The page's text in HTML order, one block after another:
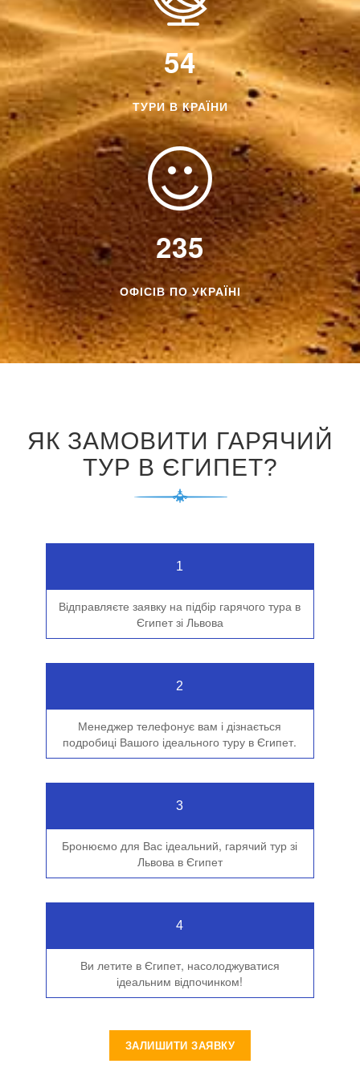
54
ТУРИ В КРАЇНИ
235
ОФІСІВ ПО УКРАЇНІ
ЯК ЗАМОВИТИ ГАРЯЧИЙ
ТУР В ЄГИПЕТ?
1
Відправляєте заявку на підбір гарячого тура в
Єгипет зі Львова
2
Менеджер телефонує вам і дізнається
подробиці Вашого ідеального туру в Єгипет.
3
Бронюємо для Вас ідеальний, гарячий тур зі
Львова в Єгипет
4
Ви летите в Єгипет, насолоджуватися
ідеальним відпочинком!
ЗАЛИШИТИ ЗАЯВКУ